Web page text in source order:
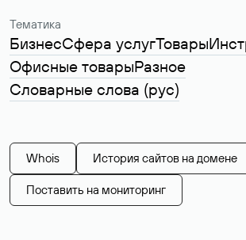
Тематика
БизнесСфера услугТовары
Офисные товарыРазное
Словарные слова (рус)
Whois История сайтов на домене
Поставить на мониторинг